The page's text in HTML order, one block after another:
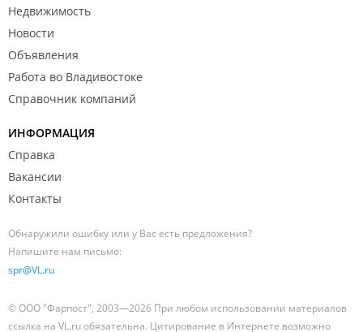
Недвижимость
Новости
Объявления
Работа во Владивостоке
Справочник компаний
ИНФОРМАЦИЯ
Справка
Вакансии
Контакты
Обнаружили ошибку или у Вас есть предложения?
Напишите нам письмо:
spr@VL.ru
© ООО "Фарпост", 2003—2026 При любом использовании материалов
ссылка на VL.ru обязательна. Цитирование в Интернете возможно